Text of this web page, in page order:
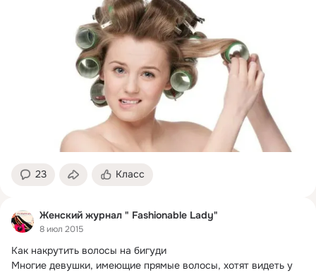
23 Класс
Женский журнал " Fashionable Lady"
8 июл 2015
Как накрутить волосы на бигуди
Многие девушки, имеющие прямые волосы, хотят видеть у